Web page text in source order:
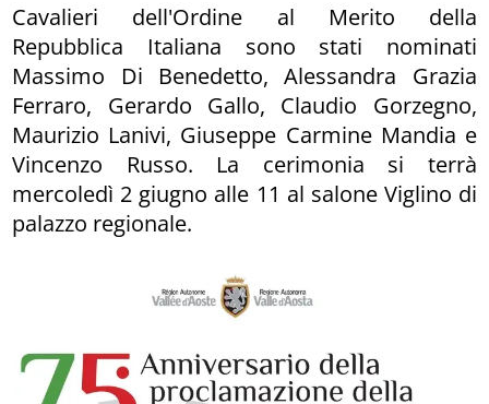
Cavalieri dell'Ordine al Merito della
Repubblica Italiana sono stati nominati
Massimo Di Benedetto, Alessandra Grazia
Ferraro, Gerardo Gallo, Claudio Gorzegno,
Maurizio Lanivi, Giuseppe Carmine Mandia e
Vincenzo Russo. La cerimonia si terrà
mercoledì 2 giugno alle 11 al salone Viglino di
palazzo regionale.